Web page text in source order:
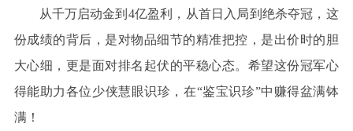
从千万启动金到 4亿盈利，从首日入局到绝杀夺冠，这
份成绩的背后，是对物品细节的精准把控，是出价时的胆
大心细，更是面对排名起伏的平稳心态。希望这份冠军心
得能助力各位少侠慧眼识珍，在“鉴宝识珍”中赚得盆满钵
满！